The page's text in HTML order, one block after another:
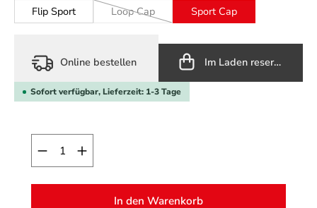
Flip Sport
Loop Cap
(Diese Option ist zurzeit nicht verfügbar.)
Sport Cap
Online bestellen Im Laden reservieren
Sofort verfügbar, Lieferzeit: 1-3 Tage
Produkt Anzahl: Gib den gewünschten Wert
In den Warenkorb